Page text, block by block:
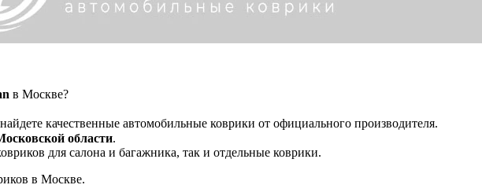
в Москве?
качественные автомобильные коврики от официального производителя.
области.
для салона и багажника, так и отдельные коврики.
в Москве.